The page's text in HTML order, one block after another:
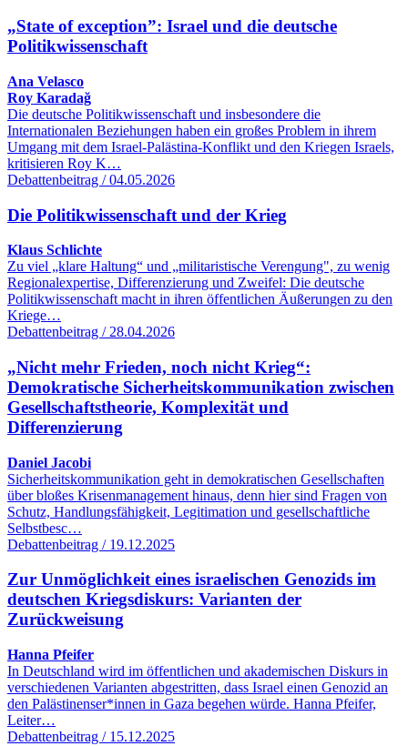
„State of exception”: Israel und die deutsche
Politikwissenschaft
Ana Velasco
Roy Karadağ
Die deutsche Politikwissenschaft und insbesondere die
Internationalen Beziehungen haben ein großes Problem in ihrem
Umgang mit dem Israel-Palästina-Konflikt und den Kriegen Israels,
kritisieren Roy K…
Debattenbeitrag / 04.05.2026
Die Politikwissenschaft und der Krieg
Klaus Schlichte
Zu viel „klare Haltung“ und „militaristische Verengung", zu wenig
Regionalexpertise, Differenzierung und Zweifel: Die deutsche
Politikwissenschaft macht in ihren öffentlichen Äußerungen zu den
Kriege…
Debattenbeitrag / 28.04.2026
„Nicht mehr Frieden, noch nicht Krieg“:
Demokratische Sicherheitskommunikation zwischen
Gesellschaftstheorie, Komplexität und
Differenzierung
Daniel Jacobi
Sicherheitskommunikation geht in demokratischen Gesellschaften
über bloßes Krisenmanagement hinaus, denn hier sind Fragen von
Schutz, Handlungsfähigkeit, Legitimation und gesellschaftliche
Selbstbesc…
Debattenbeitrag / 19.12.2025
Zur Unmöglichkeit eines israelischen Genozids im
deutschen Kriegsdiskurs: Varianten der
Zurückweisung
Hanna Pfeifer
In Deutschland wird im öffentlichen und akademischen Diskurs in
verschiedenen Varianten abgestritten, dass Israel einen Genozid an
den Palästinenser*innen in Gaza begehen würde. Hanna Pfeifer,
Leiter…
Debattenbeitrag / 15.12.2025